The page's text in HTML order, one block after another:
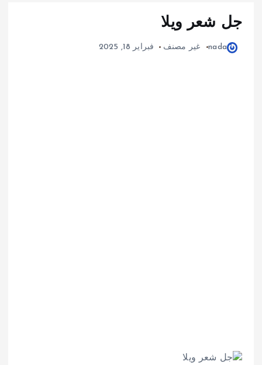
جل شعر ويلا
nada غير مصنف فبراير 18, 2025